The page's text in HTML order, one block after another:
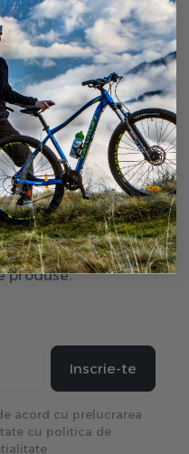
newsletter
exclusive și ultima
produse.
Inscrie-te
acord cu prelucrarea
cu politica de